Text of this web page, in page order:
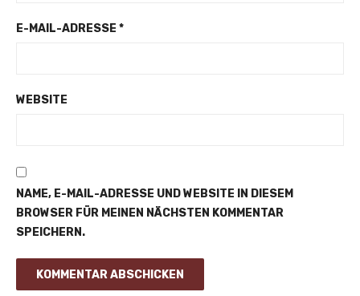
E-MAIL-ADRESSE *
WEBSITE
NAME, E-MAIL-ADRESSE UND WEBSITE IN DIESEM
BROWSER FÜR MEINEN NÄCHSTEN KOMMENTAR
SPEICHERN.